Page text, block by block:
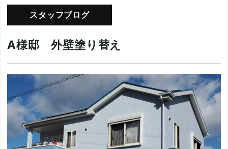
スタッフブログ
A様邸 外壁塗り替え